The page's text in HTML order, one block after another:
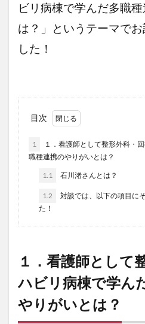
ビリ病棟で学んだ多職
は？ 」
というテーマで
した！
目次
1
１．看護師として整形外科・
職種連携のやりがいとは？
1.1 石川渚さんとは？
1.2
対談では、以下の項目に
た！
１．看護師として
ハビリ病棟で学ん
やりがいとは？